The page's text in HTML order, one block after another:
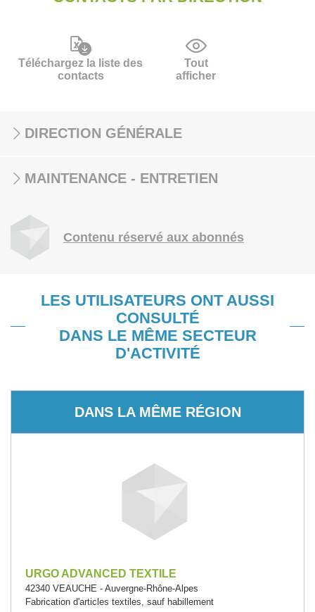
Téléchargez la liste des
contacts
Tout
afficher
DIRECTION GÉNÉRALE
MAINTENANCE - ENTRETIEN
Contenu réservé aux abonnés
LES UTILISATEURS ONT AUSSI
CONSULTÉ
DANS LE MÊME SECTEUR
D'ACTIVITÉ
DANS LA MÊME RÉGION
URGO ADVANCED TEXTILE
42340 VEAUCHE - Auvergne-Rhône-Alpes
Fabrication d'articles textiles, sauf habillement